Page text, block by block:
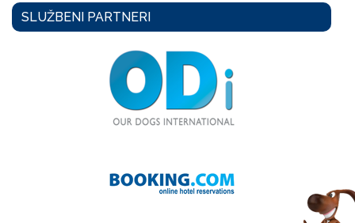
SLUŽBENI PARTNERI